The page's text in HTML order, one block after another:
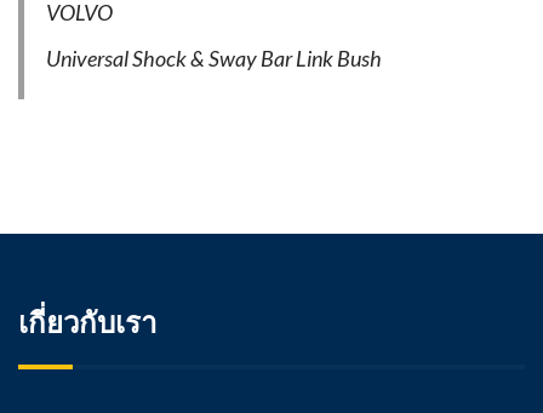
VOLVO
Universal Shock & Sway Bar Link Bush
เกี่ยวกับเรา